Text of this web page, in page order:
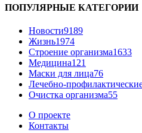
ПОПУЛЯРНЫЕ КАТЕГОРИИ
Новости9189
Жизнь1974
Строение организма1633
Медицина121
Маски для лица76
Лечебно-
Очистка организма55
О проекте
Контакты